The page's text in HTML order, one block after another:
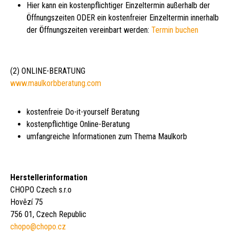
Hier kann ein kostenpflichtiger Einzeltermin außerhalb der
Öffnungszeiten ODER ein kostenfreier Einzeltermin innerhalb
der Öffnungszeiten vereinbart werden: Termin buchen
(2) ONLINE-BERATUNG
www.maulkorbberatung.com
kostenfreie Do-it-yourself Beratung
kostenpflichtige Online-Beratung
umfangreiche Informationen zum Thema Maulkorb
Herstellerinformation
CHOPO Czech s.r.o
Hovězí 75
756 01, Czech Republic
chopo@chopo.cz